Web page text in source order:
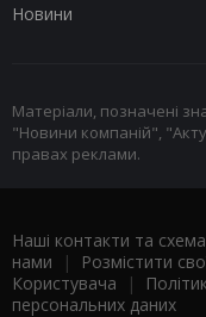
Новини
Матеріали, позначені
"Новини компаній",
правах реклами.
Наші контакти та
нами | Розмістити
Користувача |
персональних даних